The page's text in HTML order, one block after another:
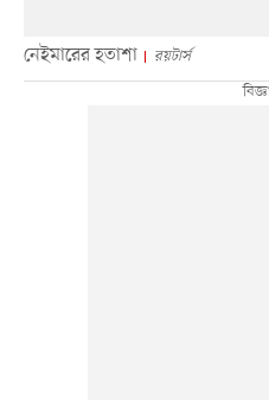
নেইমারের হতাশা রয়টার্স